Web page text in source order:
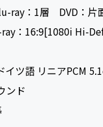
ray：1層 DVD：片
：16:9[1080i Hi-
イツ語 リニアPCM
ンド